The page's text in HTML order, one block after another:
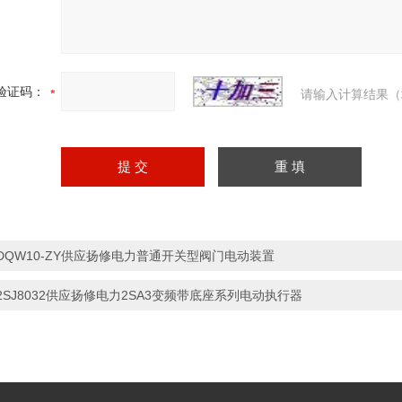
证码： 请输入计算结果
ZY供应扬修电力普通开关型阀门电动装置
供应扬修电力2SA3变频带底座系列电动执行器